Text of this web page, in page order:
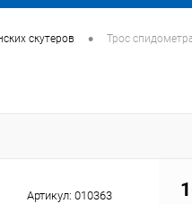
скутеров • Трос
Артикул: 010363